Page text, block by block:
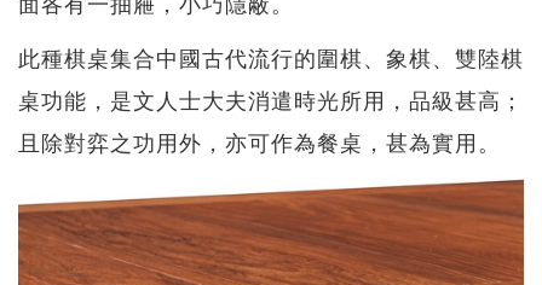
此種棋桌集合中國古代流行的圍棋、象棋、雙陸棋
桌功能，是文人士大夫消遣時光所用，品級甚高；
且除對弈之功用外，亦可作為餐桌，甚為實用。